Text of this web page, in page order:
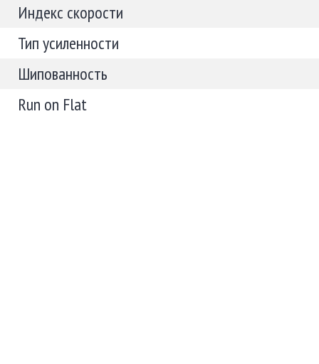
Индекс скорости
Тип усиленности
Шипованность
Run on Flat